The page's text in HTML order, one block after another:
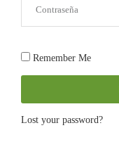
Remember Me
Lost your password?